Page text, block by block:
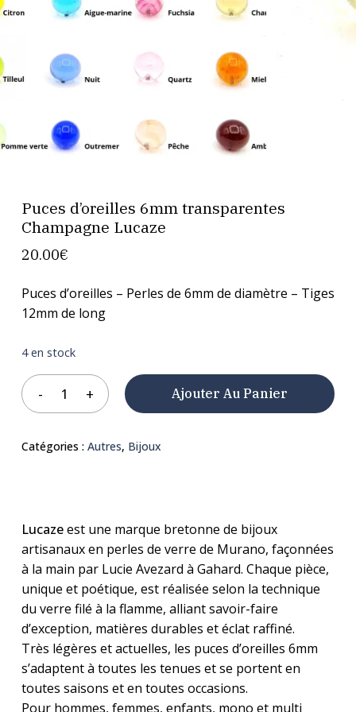
Puces d’oreilles 6mm transparentes
Champagne Lucaze
20.00€
Puces d’oreilles – Perles de 6mm de diamètre – Tiges
12mm de long
4 en stock
Ajouter Au Panier
Catégories : Autres, Bijoux
Lucazeest une marque bretonne de bijoux
artisanaux en perles de verre de Murano, façonnées
à la main par Lucie Avezard à Gahard. Chaque pièce,
unique et poétique, est réalisée selon la technique
du verre filé à la flamme, alliant savoir-faire
d’exception, matières durables et éclat raffiné.
Très légères et actuelles, les puces d’oreilles 6mm
s’adaptent à toutes les tenues et se portent en
toutes saisons et en toutes occasions.
Pour hommes, femmes, enfants, mono et multi